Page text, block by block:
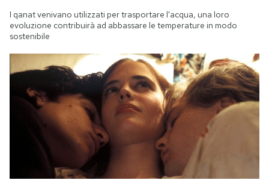
I qanat venivano utilizzati per trasportare l'acqua, una loro
evoluzione contribuirà ad abbassare le temperature in modo
sostenibile